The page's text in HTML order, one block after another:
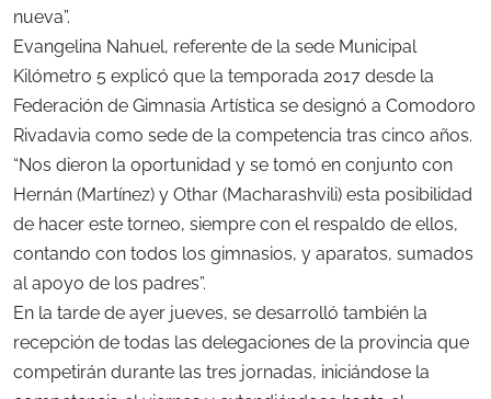
nueva”.
Evangelina Nahuel, referente de la sede Municipal
Kilómetro 5 explicó que la temporada 2017 desde la
Federación de Gimnasia Artística se designó a Comodoro
Rivadavia como sede de la competencia tras cinco años.
“Nos dieron la oportunidad y se tomó en conjunto con
Hernán (Martínez) y Othar (Macharashvili) esta posibilidad
de hacer este torneo, siempre con el respaldo de ellos,
contando con todos los gimnasios, y aparatos, sumados
al apoyo de los padres”.
En la tarde de ayer jueves, se desarrolló también la
recepción de todas las delegaciones de la provincia que
competirán durante las tres jornadas, iniciándose la